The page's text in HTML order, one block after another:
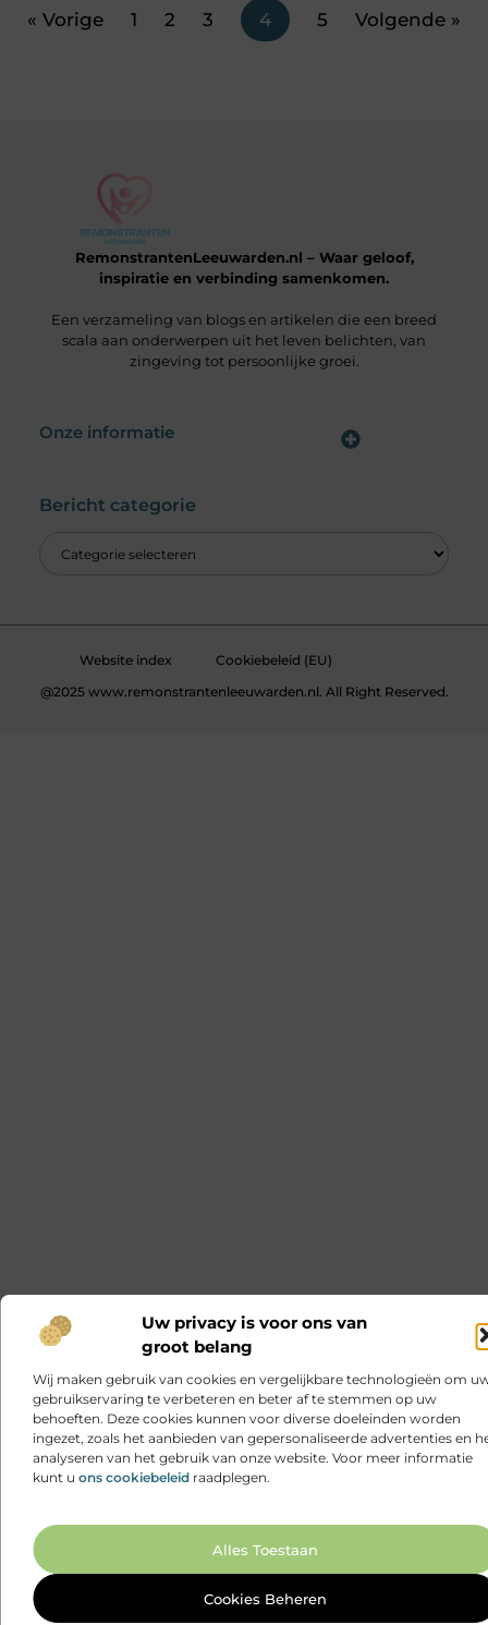
Uw privacy is voor ons van
groot belang
Wij maken gebruik van cookies en vergelijkbare technologieën om
gebruikservaring te verbeteren en beter af te stemmen op uw
behoeften. Deze cookies kunnen voor diverse doeleinden worden
ingezet, zoals het aanbieden van gepersonaliseerde advertenties en
analyseren van het gebruik van onze website. Voor meer informatie
kunt u ons cookiebeleid raadplegen.
Alles Toestaan
Cookies Beheren
« Vorige 1 2 3 4 5 Volgende »
RemonstrantenLeeuwarden.nl – Waar geloof,
inspiratie en verbinding samenkomen.
Een verzameling van blogs en artikelen die een breed
scala aan onderwerpen uit het leven belichten, van
zingeving tot persoonlijke groei.
Onze informatie
Bericht categorie
Website index
Cookiebeleid (EU)
@2025 www.remonstrantenleeuwarden.nl. All Right Reserved.